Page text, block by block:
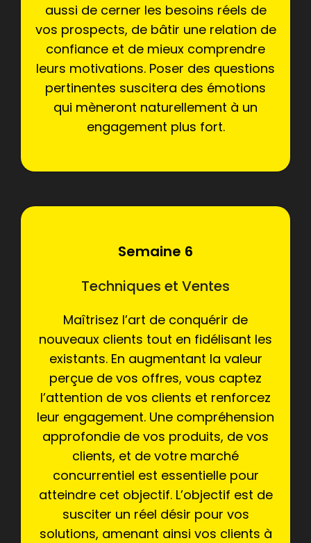
aussi de cerner les besoins réels de
vos prospects, de bâtir une relation de
confiance et de mieux comprendre
leurs motivations. Poser des questions
pertinentes suscitera des émotions
qui mèneront naturellement à un
engagement plus fort.
Semaine 6
Techniques et Ventes
Maîtrisez l’art de conquérir de
nouveaux clients tout en fidélisant les
existants. En augmentant la valeur
perçue de vos offres, vous captez
l’attention de vos clients et renforcez
leur engagement. Une compréhension
approfondie de vos produits, de vos
clients, et de votre marché
concurrentiel est essentielle pour
atteindre cet objectif. L’objectif est de
susciter un réel désir pour vos
solutions, amenant ainsi vos clients à